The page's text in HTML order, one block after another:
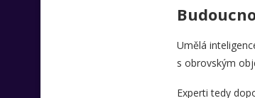
Umělá
s obrovským
Experti tedy